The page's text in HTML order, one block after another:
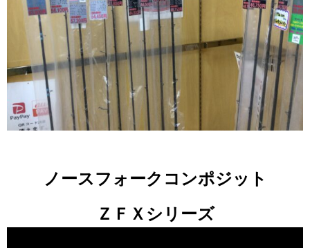
ノースフォークコンポジット
ＺＦＸシリーズ